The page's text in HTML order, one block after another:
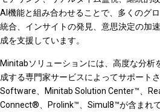
AI機能と組み合わせることで、多くのグ
統合、インサイトの発見、意思決定の加
成を支援しています。
Minitabソリューションには、高度な分析
成する専門家サービスによってサポート
Software、Minitab Solution Center™、
Connect®、Prolink™、Simul8™が含まれ